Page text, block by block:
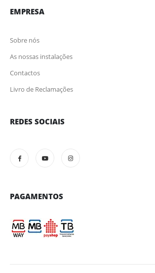
EMPRESA
Sobre nós
As nossas instalações
Contactos
Livro de Reclamações
REDES SOCIAIS
PAGAMENTOS